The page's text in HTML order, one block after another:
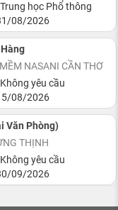
học Phổ thông
08/2026
NASANI CẦN THƠ
yêu cầu
08/2026
Văn Phòng)
THỊNH
yêu cầu
09/2026